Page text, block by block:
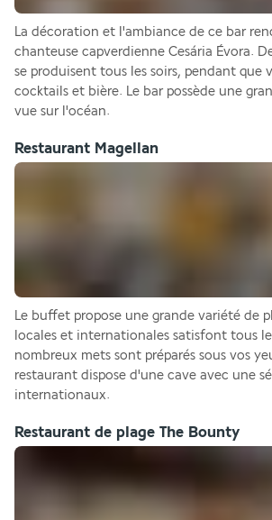
La décoration et l'ambiance de ce bar
chanteuse capverdienne Cesária Évora.
se produisent tous les soirs, pendant que
cocktails et bière. Le bar possède une
vue sur l'océan.
Restaurant Magellan
Le buffet propose une grande variété de
locales et internationales satisfont tous
nombreux mets sont préparés sous vos
restaurant dispose d'une cave avec une
internationaux.
Restaurant de plage The Bounty